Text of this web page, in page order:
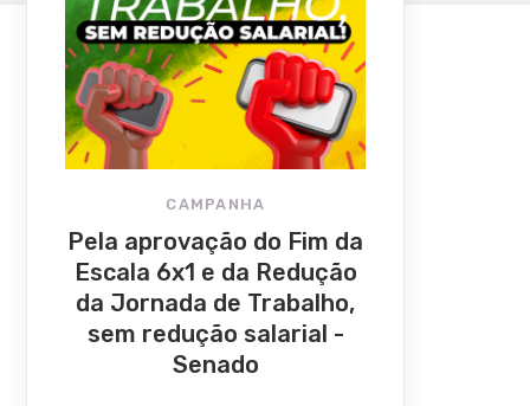
CAMPANHA
Pela aprovação do Fim da
Escala 6x1 e da Redução
da Jornada de Trabalho,
sem redução salarial -
Senado